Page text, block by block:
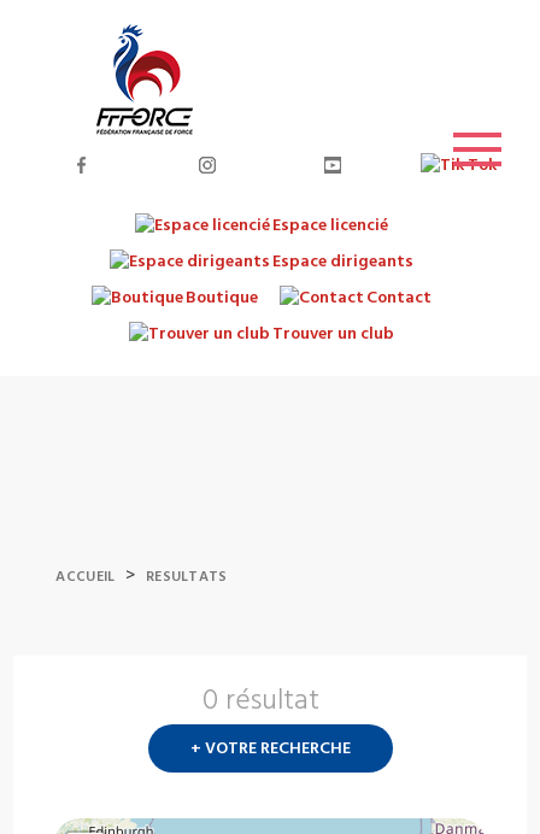
Espace licencié
Espace dirigeants
Boutique
Contact
Trouver un club
ACCUEIL > RESULTATS
0 résultat
+ VOTRE RECHERCHE